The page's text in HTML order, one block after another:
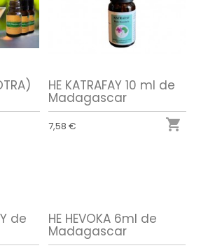
HE KATRAFAY 10 ml de
Madagascar
7,58 € 
de HE HEVOKA 6ml de
Madagascar